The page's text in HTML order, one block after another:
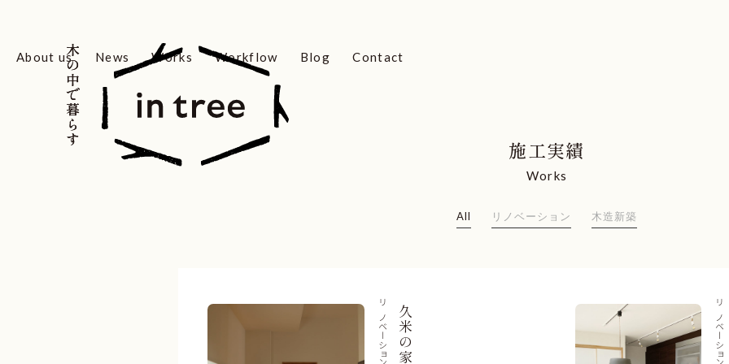
木の中で暮らす
木の中で暮らす
About us News Works Workflow Blog Contact
施工実績
Works
All リノベーション 木造新築
リノベーション 久米の家 リノベーション